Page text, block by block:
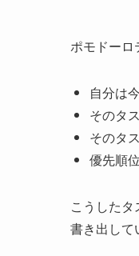
ポモドーロ
自分は
そのタ
そのタ
優先順
こうしたタ
書き出して